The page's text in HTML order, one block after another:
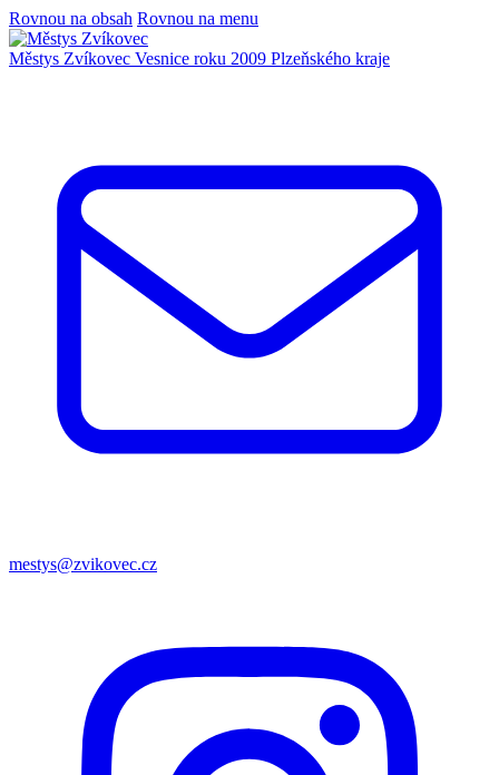
Rovnou na obsah Rovnou na menu
Městys Zvíkovec Vesnice roku 2009 Plzeňského kraje
mestys@zvikovec.cz